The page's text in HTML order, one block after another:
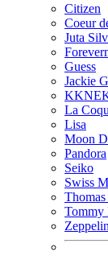
Citizen
Coeur
Juta
Guess
Jackie
La
Lisa
Moon
Pandora
Seiko
Swiss
Thomas
Zeppelin